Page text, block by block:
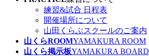
練習&試合 日程表
開催場所について
山田くらぶスクールのご案内
山くらROOMYAMAKURA ROOM
山くら掲示板YAMAKURA BOARD